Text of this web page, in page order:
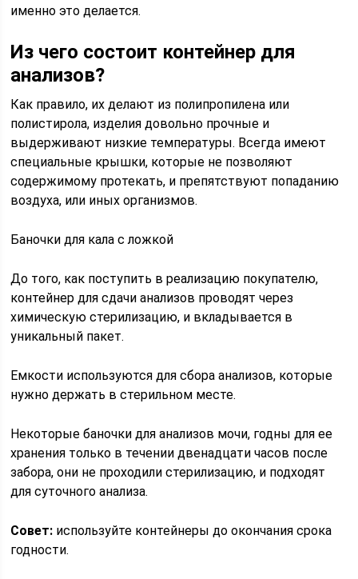
именно это делается.
Из чего состоит контейнер для
анализов?
Как правило, их делают из полипропилена или
полистирола, изделия довольно прочные и
выдерживают низкие температуры. Всегда имеют
специальные крышки, которые не позволяют
содержимому протекать, и препятствуют попаданию
воздуха, или иных организмов.
Баночки для кала с ложкой
До того, как поступить в реализацию покупателю,
контейнер для сдачи анализов проводят через
химическую стерилизацию, и вкладывается в
уникальный пакет.
Емкости используются для сбора анализов, которые
нужно держать в стерильном месте.
Некоторые баночки для анализов мочи, годны для ее
хранения только в течении двенадцати часов после
забора, они не проходили стерилизацию, и подходят
для суточного анализа.
Совет: используйте контейнеры до окончания срока
годности.